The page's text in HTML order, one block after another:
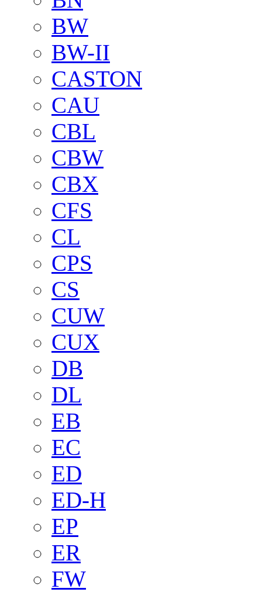
BW
BW-II
CASTON
CAU
CBL
CBW
CBX
CFS
CL
CPS
CS
CUW
CUX
DB
DL
EB
EC
ED
ED-H
EP
ER
FW